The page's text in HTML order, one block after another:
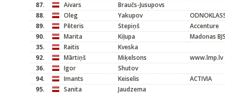
87.
Aivars
Braučs-Jusupovs
88.
Oleg Yakupov
89.
Pēteris Stepiņš
Accenture
90.
Marita Kiļupa
Madonas
35.
Raitis
Kveska
92.
Mārtiņš Miķelsons
www.lmp.lv
36.
Igor
Shutov
94.
Imants Keiselis
ACTIVIA
95.
Sanita
Jaudzema